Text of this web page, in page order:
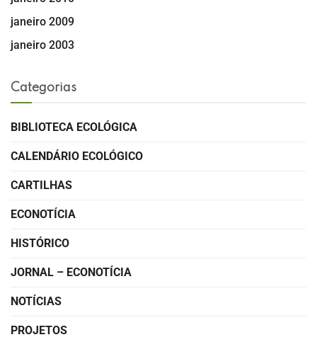
janeiro 2009
janeiro 2003
Categorias
BIBLIOTECA ECOLÓGICA
CALENDÁRIO ECOLÓGICO
CARTILHAS
ECONOTÍCIA
HISTÓRICO
JORNAL – ECONOTÍCIA
NOTÍCIAS
PROJETOS